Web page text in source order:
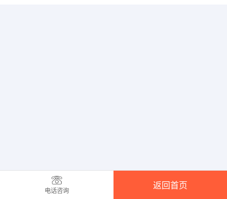
电话咨询
返回首页